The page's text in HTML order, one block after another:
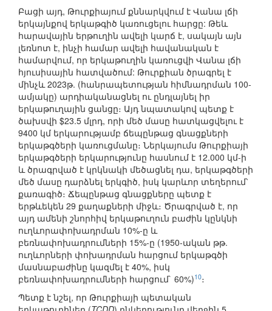
Բացի այդ, Թուրքիայում քննարկվում է Վանա լճի
երկայնքով երկաթգիծ կառուցելու հարցը: Թեև
հարավային երթուղին ավելի կարճ է, սակայն այն
լեռնոտ է, ինչի համար ավելի հավանական է
համարվում, որ երկաթուղին կառուցվի Վանա լճի
հյուսիսային հատվածում: Թուրքիան ծրագրել է
մինչև 2023թ. (հանրապետության հիմնադրման 100-
ամյակը) արդիականացնել ու ընդլայնել իր
երկաթուղային ցանցը։ Այդ նպատակով պետք է
ծախսվի $23.5 մլրդ, որի մեծ մասը հատկացվելու է
9400 կմ երկարությամբ ճեպընթաց գնացքների
երկաթգծերի կառուցմանը։ Ներկայումս Թուրքիայի
երկաթգծերի երկարությունը հասնում է 12.000 կմ-ի
և ծրագրված է կրկնակի մեծացնել դա, երկաթգծերի
մեծ մասը դարձնել երկգիծ, իսկ կարևոր տեղերում՝
քառագիծ։ Ճեպընթաց գնացքները պետք է
երթևեկեն 29 քաղաքների միջև։ Ծրագրված է, որ
այդ ամենի շնորհիվ երկաթուղուն բաժին կընկնի
ուղևորափոխադրման 10%-ը և
բեռնափոխադրումների 15%-ը (1950-ական թթ.
ուղևորների փոխադրման հարցում երկաթգծի
մասնաբաժինը կազմել է 40%, իսկ
բեռնափոխադրումների հարցում` 60%)10։
Պետք է նշել, որ Թուրքիայի պետական